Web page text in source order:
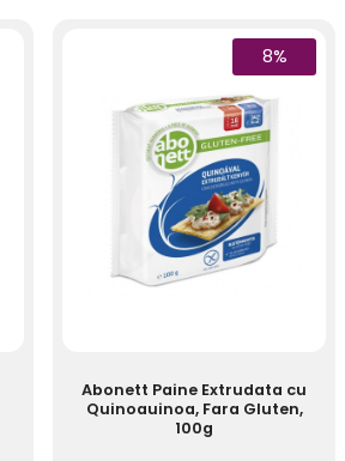
8%
Abonett Paine Extrudata cu
Quinoauinoa, Fara Gluten,
100g